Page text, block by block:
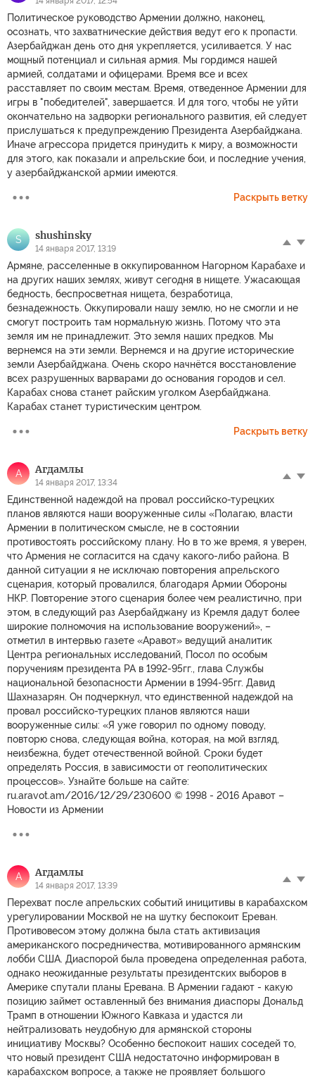
Политическое руководство Армении должно, наконец,
осознать, что захватнические действия ведут его к пропасти.
Азербайджан день ото дня укрепляется, усиливается. У нас
мощный потенциал и сильная армия. Мы гордимся нашей
армией, солдатами и офицерами. Время все и всех
расставляет по своим местам. Время, отведенное Армении для
игры в "победителей", завершается. И для того, чтобы не уйти
окончательно на задворки регионального развития, ей следует
прислушаться к предупреждению Президента Азербайджана.
Иначе агрессора придется принудить к миру, а возможности
для этого, как показали и апрельские бои, и последние учения,
у азербайджанской армии имеются.
Раскрыть ветку
S shushinsky
14 января 2017, 13:19
Армяне, расселенные в оккупированном Нагорном Карабахе и
на других наших землях, живут сегодня в нищете. Ужасающая
бедность, беспросветная нищета, безработица,
безнадежность. Оккупировали нашу землю, но не смогли и не
смогут построить там нормальную жизнь. Потому что эта
земля им не принадлежит. Это земля наших предков. Мы
вернемся на эти земли. Вернемся и на другие исторические
земли Азербайджана. Очень скоро начнётся восстановление
всех разрушенных варварами до основания городов и сел.
Карабах снова станет райским уголком Азербайджана.
Карабах станет туристическим центром.
Раскрыть ветку
А Агдамлы
14 января 2017, 13:34
Единственной надеждой на провал российско-турецких
планов являются наши вооруженные силы «Полагаю, власти
Армении в политическом смысле, не в состоянии
противостоять российскому плану. Но в то же время, я уверен,
что Армения не согласится на сдачу какого-либо района. В
данной ситуации я не исключаю повторения апрельского
сценария, который провалился, благодаря Армии Обороны
НКР. Повторение этого сценария более чем реалистично, при
этом, в следующий раз Азербайджану из Кремля дадут более
широкие полномочия на использование вооружений», –
отметил в интервью газете «Аравот» ведущий аналитик
Центра региональных исследований, Посол по особым
поручениям президента РА в 1992-95гг., глава Службы
национальной безопасности Армении в 1994-95гг. Давид
Шахназарян. Он подчеркнул, что единственной надеждой на
провал российско-турецких планов являются наши
вооруженные силы: «Я уже говорил по одному поводу,
повторю снова, следующая война, которая, на мой взгляд,
неизбежна, будет отечественной войной. Сроки будет
определять Россия, в зависимости от геополитических
процессов». Узнайте больше на сайте:
ru.aravot.am/2016/12/29/230600 © 1998 - 2016 Аравот –
Новости из Армении
А Агдамлы
14 января 2017, 13:39
Перехват после апрельских событий иницитивы в карабахском
урегулировании Москвой не на шутку беспокоит Ереван.
Противовесом этому должна была стать активизация
американского посредничества, мотивированного армянским
лобби США. Диаспорой была проведена определенная работа,
однако неожиданные результаты президентских выборов в
Америке спутали планы Еревана. В Армении гадают - какую
позицию займет оставленный без внимания диаспоры Дональд
Трамп в отношении Южного Кавказа и удастся ли
нейтрализовать неудобную для армянской стороны
инициативу Москвы? Особенно беспокоит наших соседей то,
что новый президент США недостаточно информирован в
карабахском вопросе, а также не проявляет большого